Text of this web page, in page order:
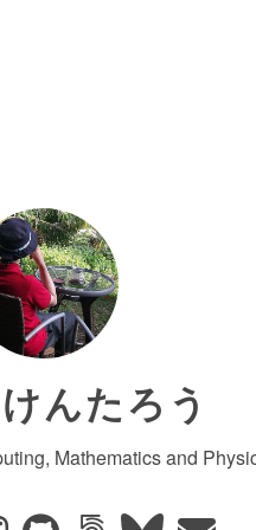
んたろう
Mathematics and